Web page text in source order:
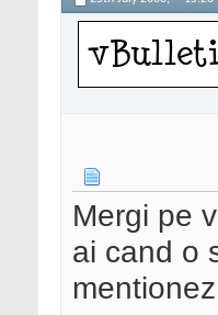
Mergi pe
ai cand o